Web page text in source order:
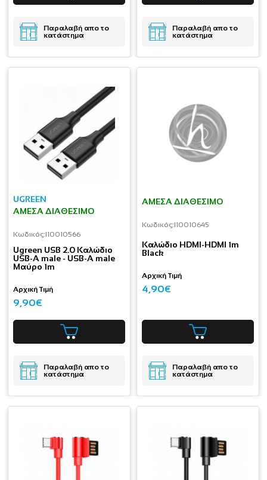
Παραλαβή απο το
κατάστημα
Παραλαβή απο το
κατάστημα
UGREEN
ΆΜΕΣΑ ΔΙΑΘΈΣΙΜΟ
Κωδικός:I10010566
Ugreen USB 2.0 Καλώδιο
USB-A male - USB-A male
Μαύρο 1m
Αρχική Τιμή
9,90€
Παραλαβή απο το
κατάστημα
ΆΜΕΣΑ ΔΙΑΘΈΣΙΜΟ
Κωδικός:I10010645
Καλώδιο HDMI-HDMI 1m
Black
Αρχική Τιμή
4,90€
Παραλαβή απο το
κατάστημα